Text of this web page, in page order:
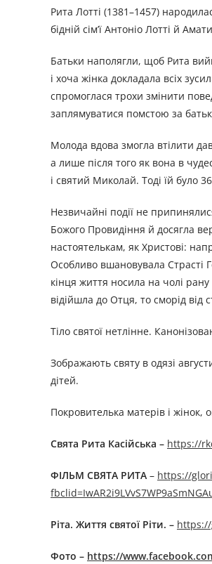
Рита Лотті (1381–1457)
бідній сім’ї Антоніо Лотті й
Батьки наполягли, щоб Рита
і хоча жінка докладала всіх
спромоглася трохи змінити
заплямуватися помстою за
Молода вдова змогла втілити
а лише після того як вона в
і святий Миколай. Тоді їй було
Незвичайні події не
Божого Провидіння й досягла
настоятелькам, як Христові:
Особливо вшановувала Страсті
кінця життя носила на чолі
відійшла до Отця, то сморід від
Тіло святої нетлінне.
Зображають святу в одязі
дітей.
Покровителька матерів і жінок,
Свята Рита Касійська – https://
ФІЛЬМ СВЯТА РИТА – https://
Ріта. Життя святої Ріти. – https://
Фото – https://